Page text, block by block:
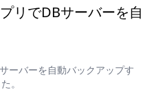
リでDBサーバーを自
ーバーを自動バックアップす
。